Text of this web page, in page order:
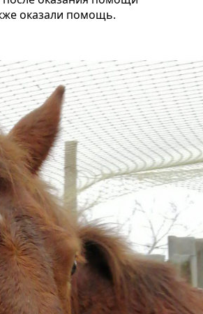
оказали помощь.